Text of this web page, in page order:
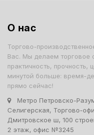
О нас
Торгово-
Вас. Мы делаем торговое
практичность,
минутой больше: время-
прямо сейчас!
Метро Петровско-
Селигерская, Торгово-
Дмитровское ш, 100
2 этаж, офис №3245